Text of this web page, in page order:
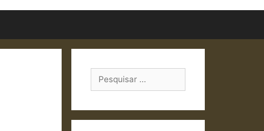
Pesquisar